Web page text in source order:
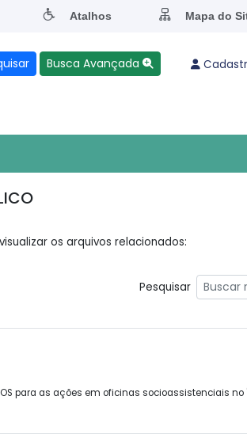
Atalhos Mapa do
Busca Avançada
os arquivos relacionados:
Pesquisar
para as ações em oficinas socioassistenciais no